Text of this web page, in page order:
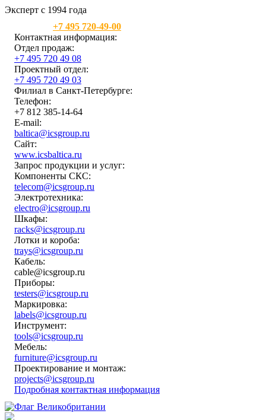
Эксперт с 1994 года
+7 495 720-49-00
Контактная информация:
Отдел продаж:
+7 495 720 49 08
Проектный отдел:
+7 495 720 49 03
Филиал в Санкт-Петербурге:
Телефон:
+7 812 385-14-64
E-mail:
baltica@icsgroup.ru
Сайт:
www.icsbaltica.ru
Запрос продукции и услуг:
Компоненты СКС:
telecom@icsgroup.ru
Электротехника:
electro@icsgroup.ru
Шкафы:
racks@icsgroup.ru
Лотки и короба:
trays@icsgroup.ru
Кабель:
cable@icsgroup.ru
Приборы:
testers@icsgroup.ru
Маркировка:
labels@icsgroup.ru
Инструмент:
tools@icsgroup.ru
Мебель:
furniture@icsgroup.ru
Проектирование и монтаж:
projects@icsgroup.ru
Подробная контактная информация